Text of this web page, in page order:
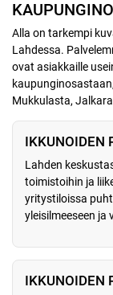
Alla on tarkempi
Lahdessa.
ovat asiakkaille
Mukkulasta,
IKKUNOIDEN
Lahden
toimistoihin ja
yritystiloissa
yleisilmeeseen ja
IKKUNOIDEN